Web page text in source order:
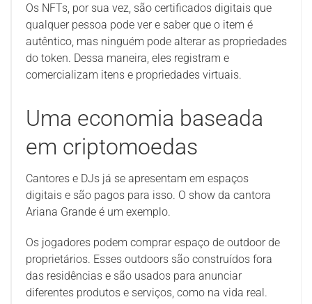
Os NFTs, por sua vez, são certificados digitais que
qualquer pessoa pode ver e saber que o item é
autêntico, mas ninguém pode alterar as propriedades
do token. Dessa maneira, eles registram e
comercializam itens e propriedades virtuais.
Uma economia baseada
em criptomoedas
Cantores e DJs já se apresentam em espaços
digitais e são pagos para isso. O show da cantora
Ariana Grande é um exemplo.
Os jogadores podem comprar espaço de outdoor de
proprietários. Esses outdoors são construídos fora
das residências e são usados ​​para anunciar
diferentes produtos e serviços, como na vida real.